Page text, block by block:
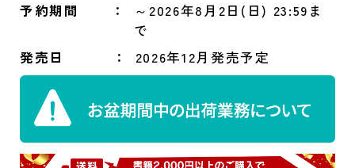
予約期間
～2026年8月2日(日) 23:59ま
で
発売日
2026年12月発売予定